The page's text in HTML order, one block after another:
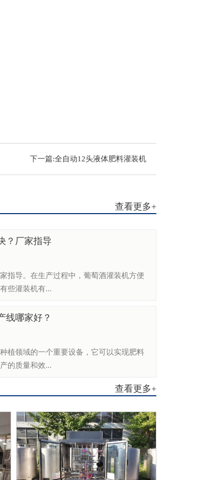
下一篇:全自动12头液体肥料灌装机
查看更多+
？厂家指导
指导。​在生产过程中，葡萄酒灌装机方便
些灌装机有...
线哪家好？
植领域的一个重要设备，它可以实现肥料
的质量和效...
查看更多+